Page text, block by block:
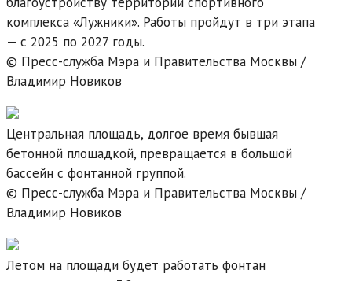
комплекса «Лужники». Работы пройдут в три этапа
— с 2025 по 2027 годы.
© Пресс-служба Мэра и Правительства Москвы /
Владимир Новиков
Центральная площадь, долгое время бывшая
бетонной площадкой, превращается в большой
бассейн с фонтанной группой.
© Пресс-служба Мэра и Правительства Москвы /
Владимир Новиков
Летом на площади будет работать фонтан